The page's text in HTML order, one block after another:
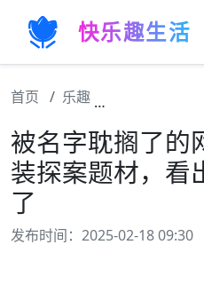
快乐趣生活
首页 乐趣
被名字耽搁了的
装探案题材，看
了
发布时间：2025-02-18 09:30